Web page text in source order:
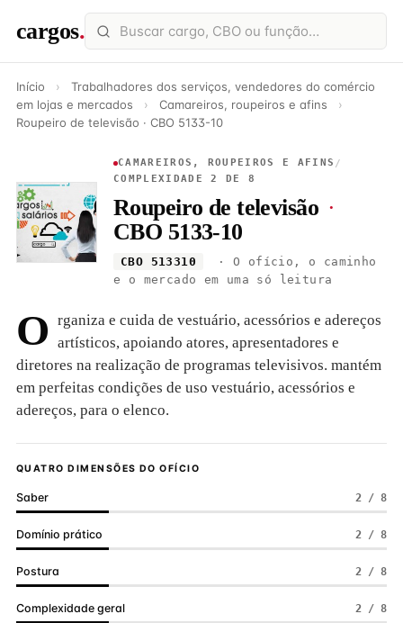
cargos.
Início ›
Trabalhadores dos serviços, vendedores do comércio
em lojas e mercados
› Camareiros, roupeiros e afins
›
Roupeiro de televisão · CBO 5133-10
CAMAREIROS, ROUPEIROS E AFINS /
COMPLEXIDADE 2 DE 8
Roupeiro de televisão ·
CBO 5133-10
CBO 513310
· O ofício, o caminho
e o mercado em uma só leitura
O rganiza e cuida de vestuário, acessórios e adereços
artísticos, apoiando atores, apresentadores e
diretores na realização de programas televisivos. mantém
em perfeitas condições de uso vestuário, acessórios e
adereços, para o elenco.
QUATRO DIMENSÕES DO OFÍCIO
Saber 2 / 8
Domínio prático 2 / 8
Postura 2 / 8
Complexidade geral 2 / 8